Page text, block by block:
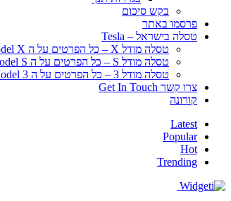
בקש סיכום
פרסמו באתר
טסלה בישראל – Tesla
טסלה מודל X – כל הפרטים על ה Tesla Model X מחירים, טווח נסיעה
טסלה מודל S – כל הפרטים על ה Tesla Model S מחירים, טווח נסיעה
טסלה מודל 3 – כל הפרטים על ה Tesla Model 3 מחירים, טווח נסיעה
צרו קשר Get In Touch
קורונה
Latest
Popular
Hot
Trending